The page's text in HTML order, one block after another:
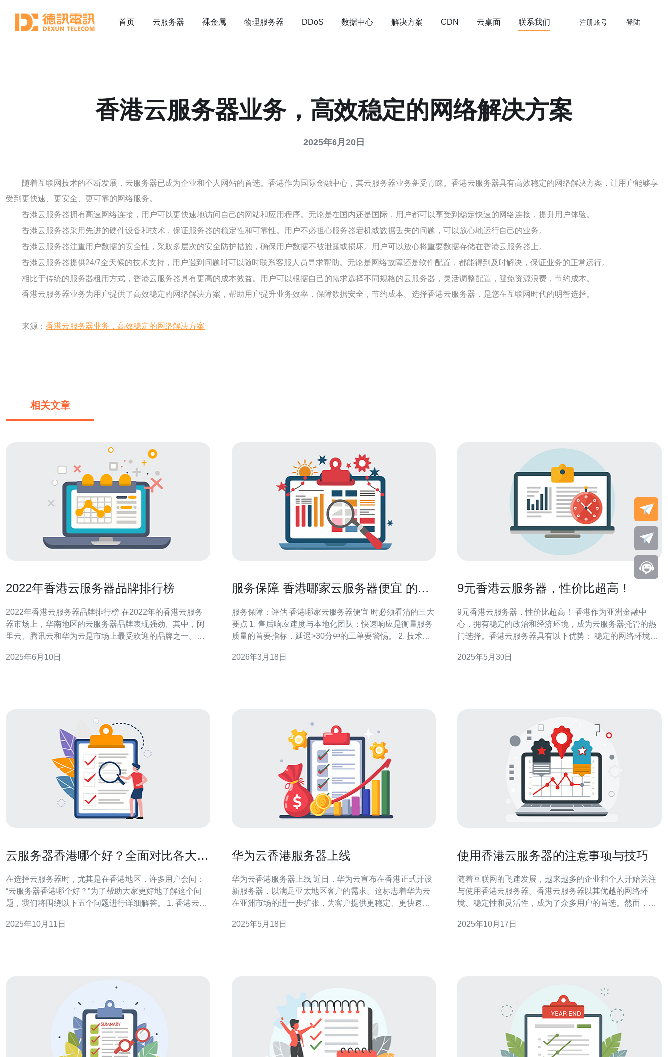
首页 云服务器 裸金属 物理服务器 DDoS 数据中心 解决方案 CDN 云桌面 联系我们 注册账号 登陆
香港云服务器业务，高效稳定的网络解决方案
2025年6月20日
随着互联网技术的不断发展，云服务器已成为企业和个人网站的首选。香港作为国际金融中心，其云服务器业务备受青睐。香港云服务器具有高效稳定的网络解决方案，让用户能够享
受到更快速、更安全、更可靠的网络服务。
香港云服务器拥有高速网络连接，用户可以更快速地访问自己的网站和应用程序。无论是在国内还是国际，用户都可以享受到稳定快速的网络连接，提升用户体验。
香港云服务器采用先进的硬件设备和技术，保证服务器的稳定性和可靠性。用户不必担心服务器宕机或数据丢失的问题，可以放心地运行自己的业务。
香港云服务器注重用户数据的安全性，采取多层次的安全防护措施，确保用户数据不被泄露或损坏。用户可以放心将重要数据存储在香港云服务器上。
香港云服务器提供24/7全天候的技术支持，用户遇到问题时可以随时联系客服人员寻求帮助。无论是网络故障还是软件配置，都能得到及时解决，保证业务的正常运行。
相比于传统的服务器租用方式，香港云服务器具有更高的成本效益。用户可以根据自己的需求选择不同规格的云服务器，灵活调整配置，避免资源浪费，节约成本。
香港云服务器业务为用户提供了高效稳定的网络解决方案，帮助用户提升业务效率，保障数据安全，节约成本。选择香港云服务器，是您在互联网时代的明智选择。
来源： 香港云服务器业务，高效稳定的网络解决方案
相关文章
2022年香港云服务器品牌排行榜
2022年香港云服务器品牌排行榜 在2022年的香港云服务
器市场上，华南地区的云服务器品牌表现强劲。其中，阿
里云、腾讯云和华为云是市场上最受欢迎的品牌之一。这
的云计算服务。 在香港云服务器市场上，华东地区的云服
2025年6月10日
服务保障 香港哪家云服务器便宜 的售
服务保障：评估 香港哪家云服务器便宜 时必须看清的三大
要点 1. 售后响应速度与本地化团队：快速响应是衡量服务
质量的首要指标，延迟>30分钟的工单要警惕。 2. 技术支
故障演练与回溯报告。 3. 合同中的 SLA与赔付细则：再便
2026年3月18日
9元香港云服务器，性价比超高！
9元香港云服务器，性价比超高！ 香港作为亚洲金融中
心，拥有稳定的政治和经济环境，成为云服务器托管的热
门选择。香港云服务器具有以下优势： 稳定的网络环境，
的网站 丰富的互联网资源，适合进行跨境业务 9元香港云
2025年5月30日
云服务器香港哪个好？全面对比各大品
在选择云服务器时，尤其是在香港地区，许多用户会问：
“云服务器香港哪个好？”为了帮助大家更好地了解这个问
题，我们将围绕以下五个问题进行详细解答。 1. 香港云服
服务器品牌。其中，阿里云、腾讯云、AWS（亚马逊
2025年10月11日
华为云香港服务器上线
华为云香港服务器上线 近日，华为云宣布在香港正式开设
新服务器，以满足亚太地区客户的需求。这标志着华为云
在亚洲市场的进一步扩张，为客户提供更稳定、更快速的
位置优越：位于亚太地区的香港服务器，可以更好地为周
2025年5月18日
使用香港云服务器的注意事项与技巧
随着互联网的飞速发展，越来越多的企业和个人开始关注
与使用香港云服务器。香港云服务器以其优越的网络环
境、稳定性和灵活性，成为了众多用户的首选。然而，在
将为您详细介绍使用香港云服务器的注意事项与技巧，帮
2025年10月17日